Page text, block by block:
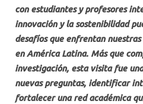
con estudiantes y profesores
innovación y la sostenibilidad
desafíos que enfrentan
en América Latina. Más que
investigación, esta visita fue
nuevas preguntas, identificar
fortalecer una red académica